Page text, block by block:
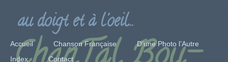
au doigt et à l'oeil...
Accueil Chanson Française
D’une Photo l’Autre
Index
Contact